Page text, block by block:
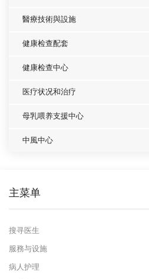
醫療技術與設施
健康检查配套
健康检查中心
医疗状况和治疗
母乳喂养支援中心
中風中心
主菜单
搜寻医生
服務与设施
病人护理